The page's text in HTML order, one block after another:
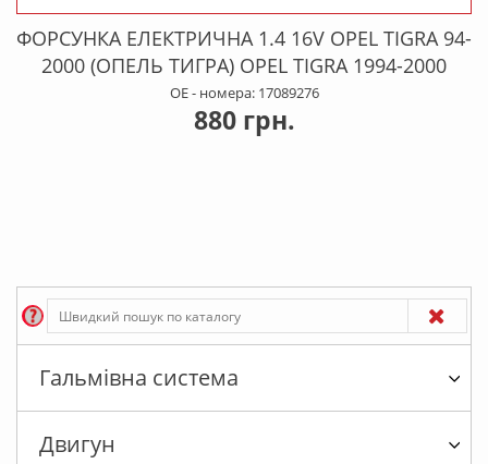
ФОРСУНКА ЕЛЕКТРИЧНА 1.4 16V OPEL TIGRA 94-
2000 (ОПЕЛЬ ТИГРА) OPEL TIGRA 1994-2000
OE - номера: 17089276
880 грн.
Гальмівна система
Двигун